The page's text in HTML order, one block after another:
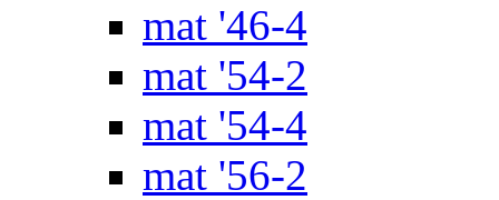
mat '46-4
mat '54-2
mat '54-4
mat '56-2